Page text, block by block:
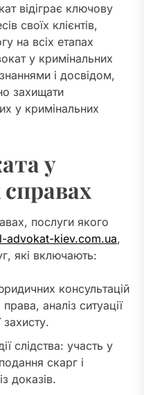
відіграє ключову
своїх клієнтів,
на всіх етапах
у кримінальних
і досвідом,
захищати
у кримінальних
у
послуги якого
аdvokat-kiev.com.ua,
які включають:
консультацій
аналіз ситуації
захисту.
слідства: участь у
скарг і
доказів.